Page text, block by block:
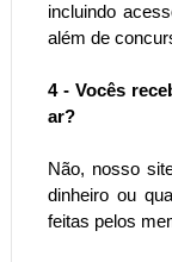
incluindo
além de
4 - Vocês
ar?
Não, nosso
dinheiro ou
feitas pelos